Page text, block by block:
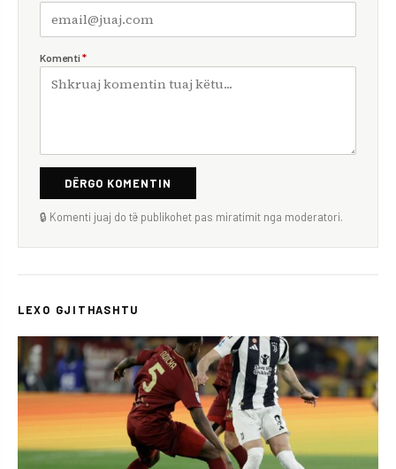
Komenti *
DËRGO KOMENTIN
🔒 Komenti juaj do të publikohet pas miratimit nga moderatori.
LEXO GJITHASHTU